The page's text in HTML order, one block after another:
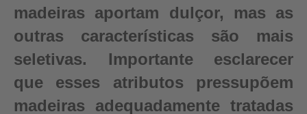
madeiras aportam dulçor, mas as
outras características são mais
seletivas. Importante esclarecer
que esses atributos pressupõem
madeiras adequadamente tratadas